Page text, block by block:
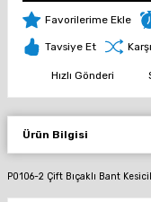
Tavsiye Et
Hızlı Gönderi
Ürün Bilgisi
P0106-2 Çift Bıçaklı Bant